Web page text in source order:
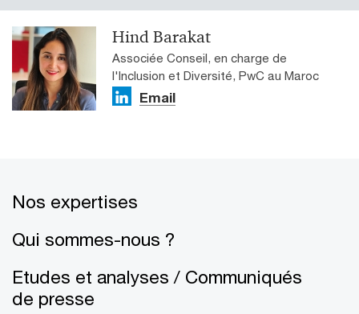
Hind Barakat
Associée Conseil, en charge de
l'Inclusion et Diversité, PwC au Maroc
Email
Nos expertises
Qui sommes-nous ?
Etudes et analyses / Communiqués
de presse